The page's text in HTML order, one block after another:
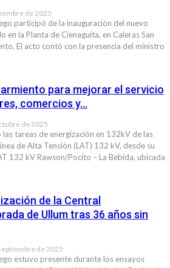
de 2025
participó de la inauguración del nuevo
en la Planta de Cienaguita, en Caleras San
El acto contó con la presencia del ministro
para mejorar el servicio
comercios y…
de 2025
tareas de energización en 132kV de las
de Alta Tensión (LAT) 132 kV, desde su
132 kV Rawson/Pocito – La Bebida, ubicada
de la Central
de Ullum tras 36 años sin
de 2025
estuvo presente durante los ensayos